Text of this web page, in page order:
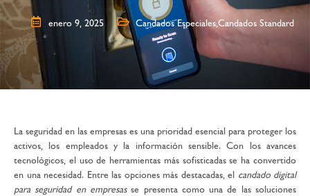
enero 9, 2025 Candados Especiales,Candados Standard
La seguridad en las empresas es una prioridad esencial para proteger los
activos, los empleados y la información sensible. Con los avances
tecnológicos, el uso de herramientas más sofisticadas se ha convertido
en una necesidad. Entre las opciones más destacadas, el candado digital
para seguridad en empresasse presenta como una de las soluciones